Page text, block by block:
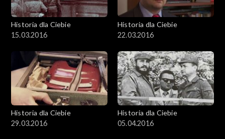
Historia dla Ciebie
15.03.2016
Historia dla Ciebie
22.03.2016
Historia dla Ciebie
29.03.2016
Historia dla Ciebie
05.04.2016